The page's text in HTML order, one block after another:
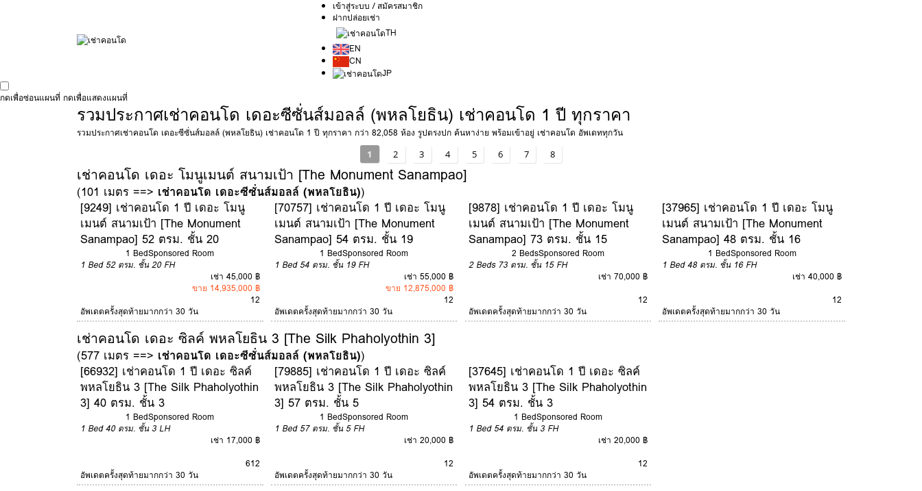
เข้าสู่ระบบ / สมัครสมาชิก
ฝากปล่อยเช่า
TH
EN
CN
JP
กดเพื่อซ่อนแผนที่ กดเพื่อแสดงแผนที่
รวมประกาศเช่าคอนโด เดอะซีซั่นส์มอลล์ (พหลโยธิน) เช่าคอนโด 1 ปี ทุกราคา
รวมประกาศเช่าคอนโด เดอะซีซั่นส์มอลล์ (พหลโยธิน) เช่าคอนโด 1 ปี ทุกราคา กว่า 82,058 ห้อง รูปตรงปก ค้นหาง่าย พร้อมเข้าอยู่ เช่าคอนโด อัพเดททุกวัน
1 2 3 4 5 6 7 8
เช่าคอนโด เดอะ โมนูเมนต์ สนามเป้า [The Monument Sanampao]
(101 เมตร ==> เช่าคอนโด เดอะซีซั่นส์มอลล์ (พหลโยธิน))
[9249] เช่าคอนโด 1 ปี เดอะ โมนู
เมนต์ สนามเป้า [The Monument
Sanampao] 52 ตรม. ชั้น 20
1 BedSponsored Room
1 Bed 52 ตรม. ชั้น 20 FH
เช่า 45,000 ฿
ขาย 14,935,000 ฿
12
อัพเดตครั้งสุดท้ายมากกว่า 30 วัน
[70757] เช่าคอนโด 1 ปี เดอะ โมนู
เมนต์ สนามเป้า [The Monument
Sanampao] 54 ตรม. ชั้น 19
1 BedSponsored Room
1 Bed 54 ตรม. ชั้น 19 FH
เช่า 55,000 ฿
ขาย 12,875,000 ฿
12
อัพเดตครั้งสุดท้ายมากกว่า 30 วัน
[9878] เช่าคอนโด 1 ปี เดอะ โมนู
เมนต์ สนามเป้า [The Monument
Sanampao] 73 ตรม. ชั้น 15
2 BedsSponsored Room
2 Beds 73 ตรม. ชั้น 15 FH
เช่า 70,000 ฿
12
อัพเดตครั้งสุดท้ายมากกว่า 30 วัน
[37965] เช่าคอนโด 1 ปี เดอะ โมนู
เมนต์ สนามเป้า [The Monument
Sanampao] 48 ตรม. ชั้น 16
1 BedSponsored Room
1 Bed 48 ตรม. ชั้น 16 FH
เช่า 40,000 ฿
12
อัพเดตครั้งสุดท้ายมากกว่า 30 วัน
เช่าคอนโด เดอะ ซิลค์ พหลโยธิน 3 [The Silk Phaholyothin 3]
(577 เมตร ==> เช่าคอนโด เดอะซีซั่นส์มอลล์ (พหลโยธิน))
[66932] เช่าคอนโด 1 ปี เดอะ ซิลค์
พหลโยธิน 3 [The Silk Phaholyothin
3] 40 ตรม. ชั้น 3
1 BedSponsored Room
1 Bed 40 ตรม. ชั้น 3 LH
เช่า 17,000 ฿
612
อัพเดตครั้งสุดท้ายมากกว่า 30 วัน
[79885] เช่าคอนโด 1 ปี เดอะ ซิลค์
พหลโยธิน 3 [The Silk Phaholyothin
3] 57 ตรม. ชั้น 5
1 BedSponsored Room
1 Bed 57 ตรม. ชั้น 5 FH
เช่า 20,000 ฿
12
อัพเดตครั้งสุดท้ายมากกว่า 30 วัน
[37645] เช่าคอนโด 1 ปี เดอะ ซิลค์
พหลโยธิน 3 [The Silk Phaholyothin
3] 54 ตรม. ชั้น 3
1 BedSponsored Room
1 Bed 54 ตรม. ชั้น 3 FH
เช่า 20,000 ฿
12
อัพเดตครั้งสุดท้ายมากกว่า 30 วัน